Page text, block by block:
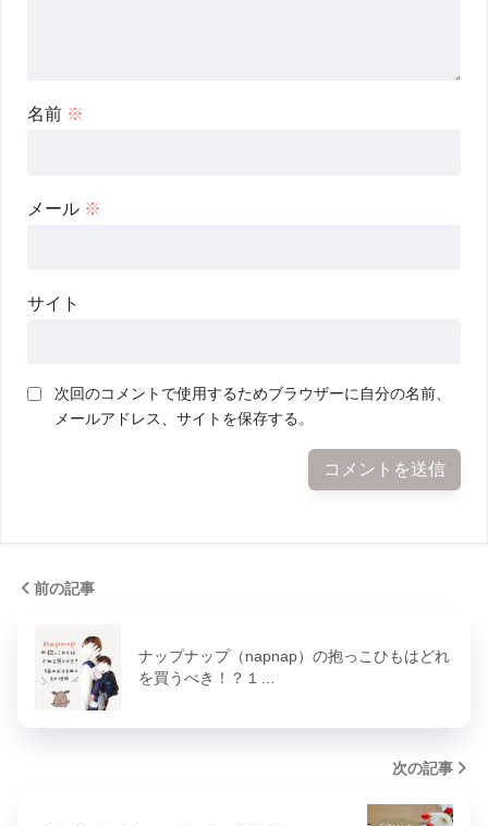
名前 ※
メール ※
サイト
次回のコメントで使用するためブラウザーに自分の名前、
メールアドレス、サイトを保存する。
前の記事
ナップナップ（napnap）の抱っこひもはどれ
を買うべき！？１…
次の記事